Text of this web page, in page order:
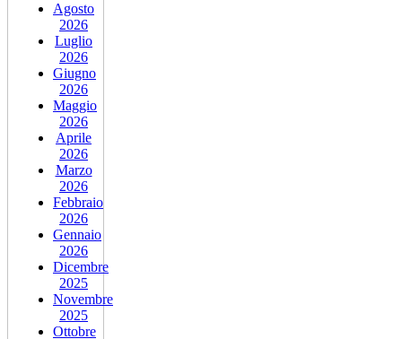
Agosto
2026
Luglio
2026
Giugno
2026
Maggio
2026
Aprile
2026
Marzo
2026
Febbraio
2026
Gennaio
2026
Dicembre
2025
Novembre
2025
Ottobre